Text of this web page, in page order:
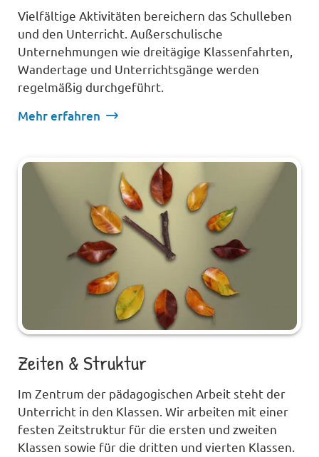
Vielfältige Aktivitäten bereichern das Schulleben
und den Unterricht. Außerschulische
Unternehmungen wie dreitägige Klassenfahrten,
Wandertage und Unterrichtsgänge werden
regelmäßig durchgeführt.
Mehr erfahren
Zeiten & Struktur
Im Zentrum der pädagogischen Arbeit steht der
Unterricht in den Klassen. Wir arbeiten mit einer
festen Zeitstruktur für die ersten und zweiten
Klassen sowie für die dritten und vierten Klassen.